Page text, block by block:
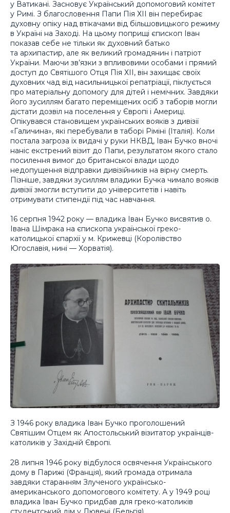
у Ватикані. Засновує Український допомоговий комітет
у Римі. З благословення Папи Пія ХІІ він перебирає
духовну опіку над втікачами від більшовицького режиму
в Україні на Заході. На цьому поприщі єпископ Іван
показав себе не тільки як духовний батько
та архипастир, але як великий громадянин і патріот
України. Маючи зв’язки з впливовими особами і прямий
доступ до Святішого Отця Пія ХІІ, він захищає своїх
духовних чад від насильницької репатріації, піклується
про матеріальну допомогу для дітей і немічних. Завдяки
його зусиллям багато переміщених осіб з таборів могли
дістати дозвіл на поселення у Європі і Америці.
Опікувався становищем українських вояків з дивізії
«Галичина», які перебували в таборі Ріміні (Італія). Коли
постала загроза їх видачі у руки НКВД, Іван Бучко вночі
наніс екстрений візит до Папи, результатом якого стало
посилення вимог до британської влади щодо
недопущення відправки дивізійників на вірну смерть.
Пізніше, завдяки зусиллям владики Бучка чимало вояків
дивізії змогли вступити до університетів і навіть
отримувати стипендії під час навчання.
16 серпня 1942 року — владика Іван Бучко висвятив о.
Івана Шімрака на єпископа української греко-
католицької єпархії у м. Крижевці (Королівство
Югославія, нині — Хорватія).
З 1946 року владика Іван Бучко проголошений
Святішим Отцем як Апостольський візитатор українців-
католиків у Західній Європі.
28 липня 1946 року відбулося освячення Українського
дому в Парижі (Франція), який громада отримала
завдяки старанням Злученого українсько-
американського допомогового комітету. А у 1949 році
владика Іван Бучко придбав для греко-католиків